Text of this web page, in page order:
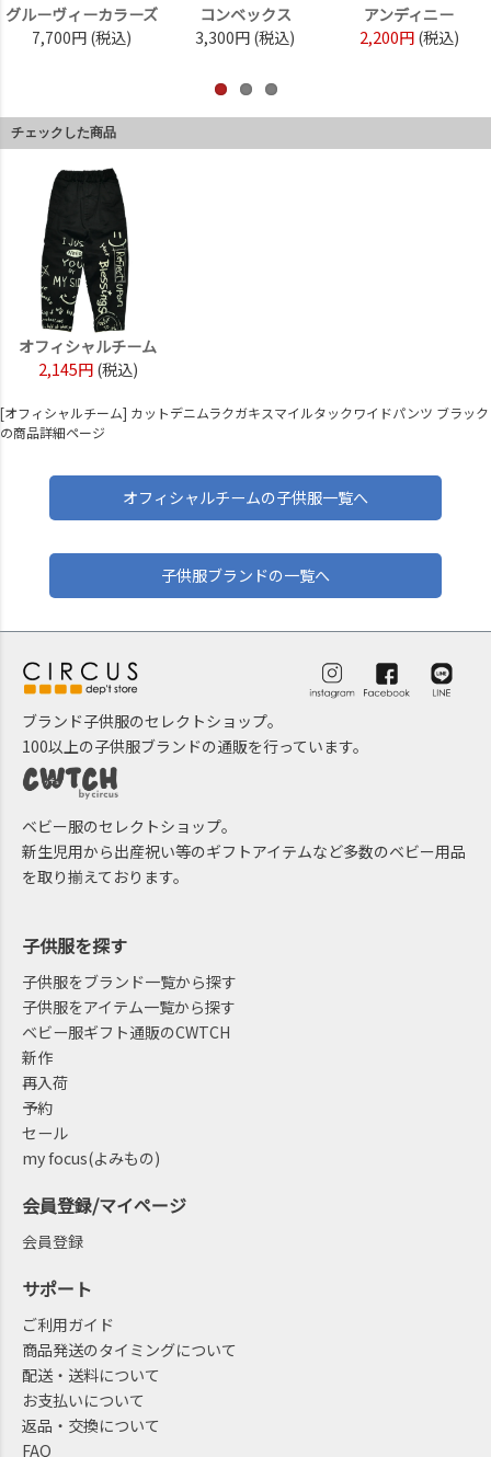
グルーヴィーカラーズ
7,700円 (税込)
コンベックス
3,300円 (税込)
アンディニー
2,200円 (税込)
チェックした商品
オフィシャルチーム
2,145円 (税込)
[オフィシャルチーム] カットデニムラクガキスマイルタックワイドパンツ ブラック
の商品詳細ページ
オフィシャルチームの子供服一覧へ
子供服ブランドの一覧へ
ブランド子供服のセレクトショップ。
100以上の子供服ブランドの通販を行っています。
ベビー服のセレクトショップ。
新生児用から出産祝い等のギフトアイテムなど多数のベビー用品
を取り揃えております。
子供服を探す
子供服をブランド一覧から探す
子供服をアイテム一覧から探す
ベビー服ギフト通販のCWTCH
新作
再入荷
予約
セール
my focus(よみもの)
会員登録/マイページ
会員登録
サポート
ご利用ガイド
商品発送のタイミングについて
配送・送料について
お支払いについて
返品・交換について
FAQ